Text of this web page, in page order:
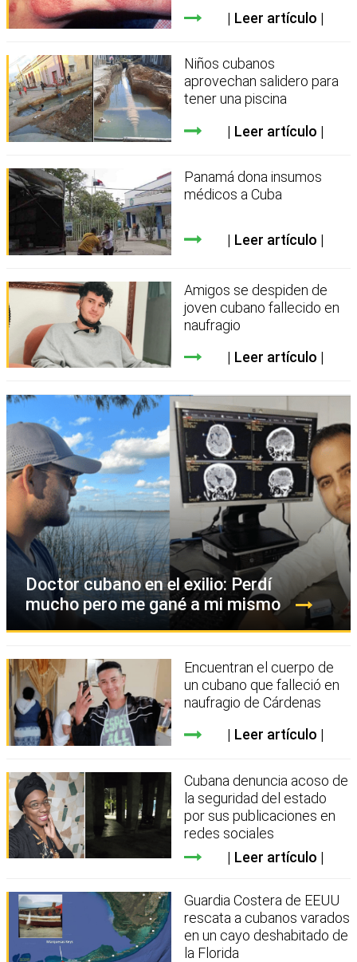
Leer artículo
Niños cubanos
aprovechan salidero para
tener una piscina
Leer artículo
Panamá dona insumos
médicos a Cuba
Leer artículo
Amigos se despiden de
joven cubano fallecido en
naufragio
Leer artículo
Doctor cubano en el exilio: Perdí
mucho pero me gané a mi mismo
Encuentran el cuerpo de
un cubano que falleció en
naufragio de Cárdenas
Leer artículo
Cubana denuncia acoso de
la seguridad del estado
por sus publicaciones en
redes sociales
Leer artículo
Guardia Costera de EEUU
rescata a cubanos varados
en un cayo deshabitado de
la Florida